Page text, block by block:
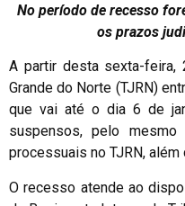
No período de recesso
os prazos
A partir desta sexta-feira,
Grande do Norte (TJRN)
que vai até o dia 6 de
suspensos, pelo
processuais no TJRN,
O recesso atende ao